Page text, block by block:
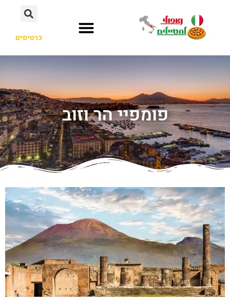
כרטיסים
פומפיי הר וזוב